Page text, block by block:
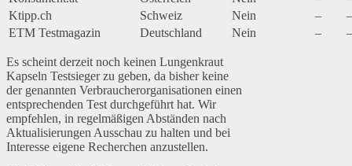
Ktipp.ch
Schweiz Nein –
–
ETM Testmagazin
Deutschland Nein – –
Es scheint derzeit noch keinen Lungenkraut
Kapseln Testsieger zu geben, da bisher keine
der genannten Verbraucherorganisationen einen
entsprechenden Test durchgeführt hat. Wir
empfehlen, in regelmäßigen Abständen nach
Aktualisierungen Ausschau zu halten und bei
Interesse eigene Recherchen anzustellen.